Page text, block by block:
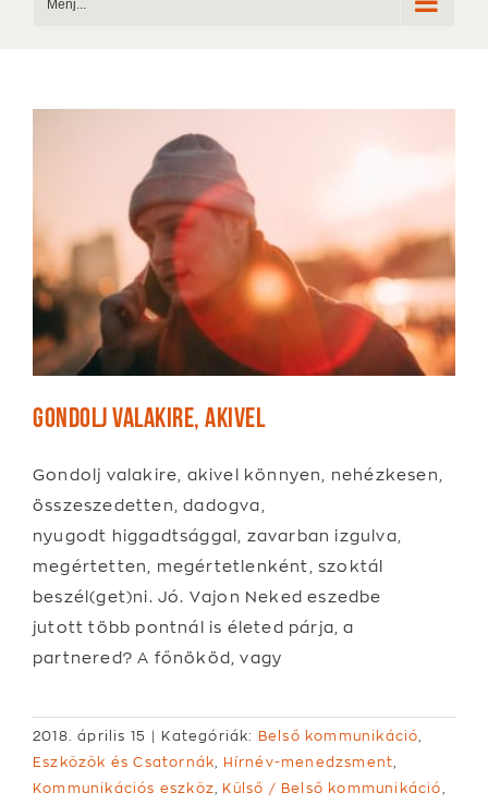
Menj...
Gondolj valakire, akivel
Gondolj valakire, akivel könnyen, nehézkesen,
összeszedetten, dadogva,
nyugodt higgadtsággal, zavarban izgulva,
megértetten, megértetlenként, szoktál
beszél(get)ni. Jó. Vajon Neked eszedbe
jutott több pontnál is életed párja, a
partnered? A főnököd, vagy
2018. április 15 | Kategóriák: Belső kommunikáció
Eszközök és Csatornák
Hírnév-menedzsment
Kommunikációs eszköz
Külső / Belső kommunikáció